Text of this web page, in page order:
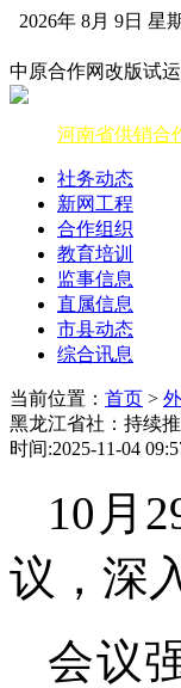
2026年 8月 9日 星
中原合作网改版试
河南省供销合
社务动态
新网工程
合作组织
教育培训
监事信息
直属信息
市县动态
综合讯息
当前位置： 首页 >
黑龙江省社：持续
时间:2025-11-04
10月
议，深
会议